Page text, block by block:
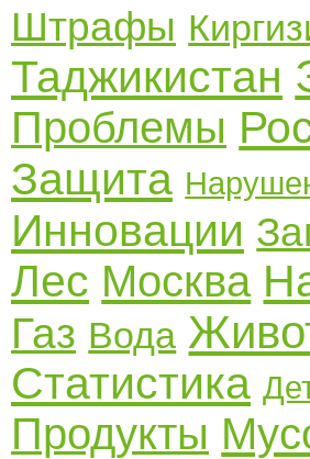
Штрафы
Таджикистан
Проблемы
Защита
Инновации
Лес Москва
Газ Вода
Статистика
Продукты